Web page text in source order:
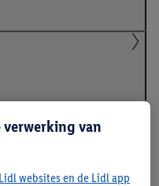
verwerking van
websites en de Lidl app